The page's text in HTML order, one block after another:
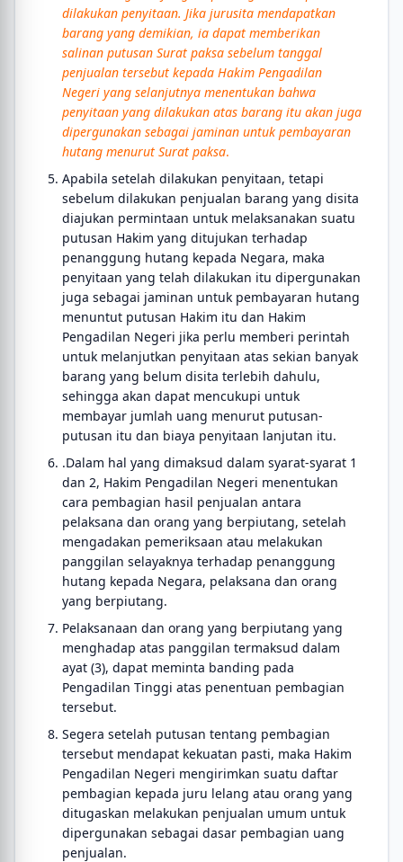
dilakukan penyitaan. Jika jurusita mendapatkan
barang yang demikian, ia dapat memberikan
salinan putusan Surat paksa sebelum tanggal
penjualan tersebut kepada Hakim Pengadilan
Negeri yang selanjutnya menentukan bahwa
penyitaan yang dilakukan atas barang itu akan juga
dipergunakan sebagai jaminan untuk pembayaran
hutang menurut Surat paksa.
Apabila setelah dilakukan penyitaan, tetapi
sebelum dilakukan penjualan barang yang disita
diajukan permintaan untuk melaksanakan suatu
putusan Hakim yang ditujukan terhadap
penanggung hutang kepada Negara, maka
penyitaan yang telah dilakukan itu dipergunakan
juga sebagai jaminan untuk pembayaran hutang
menuntut putusan Hakim itu dan Hakim
Pengadilan Negeri jika perlu memberi perintah
untuk melanjutkan penyitaan atas sekian banyak
barang yang belum disita terlebih dahulu,
sehingga akan dapat mencukupi untuk
membayar jumlah uang menurut putusan-
putusan itu dan biaya penyitaan lanjutan itu.
.Dalam hal yang dimaksud dalam syarat-syarat 1
dan 2, Hakim Pengadilan Negeri menentukan
cara pembagian hasil penjualan antara
pelaksana dan orang yang berpiutang, setelah
mengadakan pemeriksaan atau melakukan
panggilan selayaknya terhadap penanggung
hutang kepada Negara, pelaksana dan orang
yang berpiutang.
Pelaksanaan dan orang yang berpiutang yang
menghadap atas panggilan termaksud dalam
ayat (3), dapat meminta banding pada
Pengadilan Tinggi atas penentuan pembagian
tersebut.
Segera setelah putusan tentang pembagian
tersebut mendapat kekuatan pasti, maka Hakim
Pengadilan Negeri mengirimkan suatu daftar
pembagian kepada juru lelang atau orang yang
ditugaskan melakukan penjualan umum untuk
dipergunakan sebagai dasar pembagian uang
penjualan.